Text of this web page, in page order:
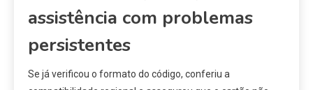
assistência com problemas
persistentes
Se já verificou o formato do código, conferiu a